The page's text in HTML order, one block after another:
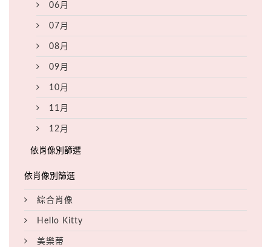
06月
07月
08月
09月
10月
11月
12月
綜合肖像
Hello Kitty
美樂蒂